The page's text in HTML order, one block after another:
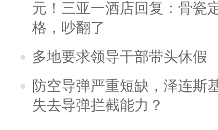
元！三亚一酒店回复：骨瓷
格，吵翻了
多地要求领导干部带头休假
防空导弹严重短缺，泽连斯
失去导弹拦截能力？